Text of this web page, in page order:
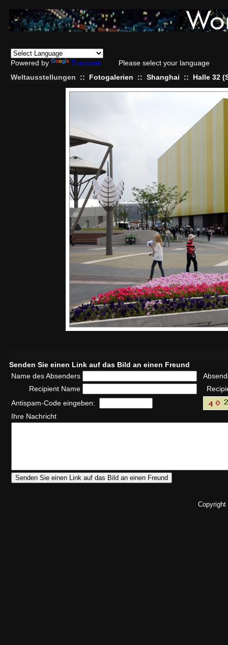
Powered by Translate
Please select your language
Weltausstellungen
:: Fotogalerien :: Shanghai :: Halle 32
Senden Sie einen Link auf das Bild an einen Freund
Name des Absenders
Recipient Name
Antispam-Code eingeben:
Ihre Nachricht